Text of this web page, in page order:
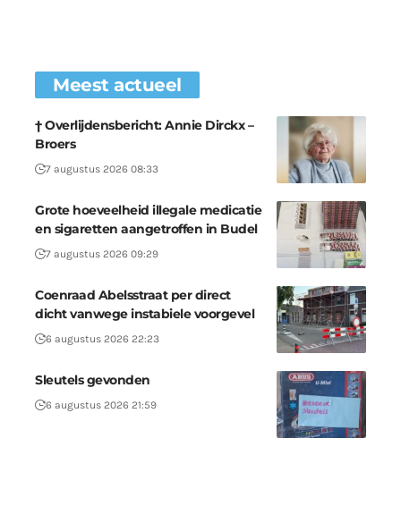
Meest actueel
† Overlijdensbericht: Annie Dirckx –
Broers
7 augustus 2026 08:33
Grote hoeveelheid illegale medicatie
en sigaretten aangetroffen in Budel
7 augustus 2026 09:29
Coenraad Abelsstraat per direct
dicht vanwege instabiele voorgevel
6 augustus 2026 22:23
Sleutels gevonden
6 augustus 2026 21:59